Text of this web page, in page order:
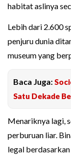
habitat aslinya
Lebih dari 2.600
penjuru dunia
museum yang
Baca Juga:
Satu Dekade
Menariknya lagi,
perburuan liar.
legal